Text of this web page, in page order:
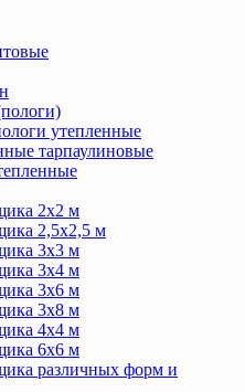
утепленные
тарпаулиновые
2х2 м
2,5х2,5 м
3х3 м
3х4 м
3х6 м
3х8 м
4х4 м
6х6 м
различных форм и